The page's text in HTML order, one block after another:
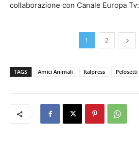
collaborazione con Canale Europa Tv:
1 2
TAGS Amici Animali Italpress Pelosetti